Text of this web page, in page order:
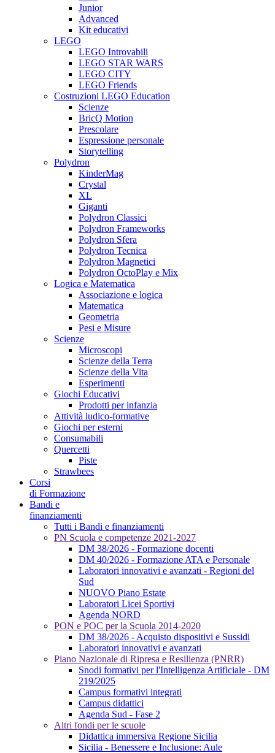
Junior
Advanced
Kit educativi
LEGO
LEGO Introvabili
LEGO STAR WARS
LEGO CITY
LEGO Friends
Costruzioni LEGO Education
Scienze
BricQ Motion
Prescolare
Espressione personale
Storytelling
Polydron
KinderMag
Crystal
XL
Giganti
Polydron Classici
Polydron Frameworks
Polydron Sfera
Polydron Tecnica
Polydron Magnetici
Polydron OctoPlay e Mix
Logica e Matematica
Associazione e logica
Matematica
Geometria
Pesi e Misure
Scienze
Microscopi
Scienze della Terra
Scienze della Vita
Esperimenti
Giochi Educativi
Prodotti per infanzia
Attività ludico-formative
Giochi per esterni
Consumabili
Quercetti
Piste
Strawbees
Corsi
di Formazione
Bandi e
finanziamenti
Tutti i Bandi e finanziamenti
PN Scuola e competenze 2021-2027
DM 38/2026 - Formazione docenti
DM 40/2026 - Formazione ATA e Personale
Laboratori innovativi e avanzati - Regioni del
Sud
NUOVO Piano Estate
Laboratori Licei Sportivi
Agenda NORD
PON e POC per la Scuola 2014-2020
DM 38/2026 - Acquisto dispositivi e Sussidi
Laboratori innovativi e avanzati
Piano Nazionale di Ripresa e Resilienza (PNRR)
Snodi formativi per l'Intelligenza Artificiale - DM
219/2025
Campus formativi integrati
Campus didattici
Agenda Sud - Fase 2
Altri fondi per le scuole
Didattica immersiva Regione Sicilia
Sicilia - Benessere e Inclusione: Aule